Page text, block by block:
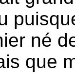
né
que